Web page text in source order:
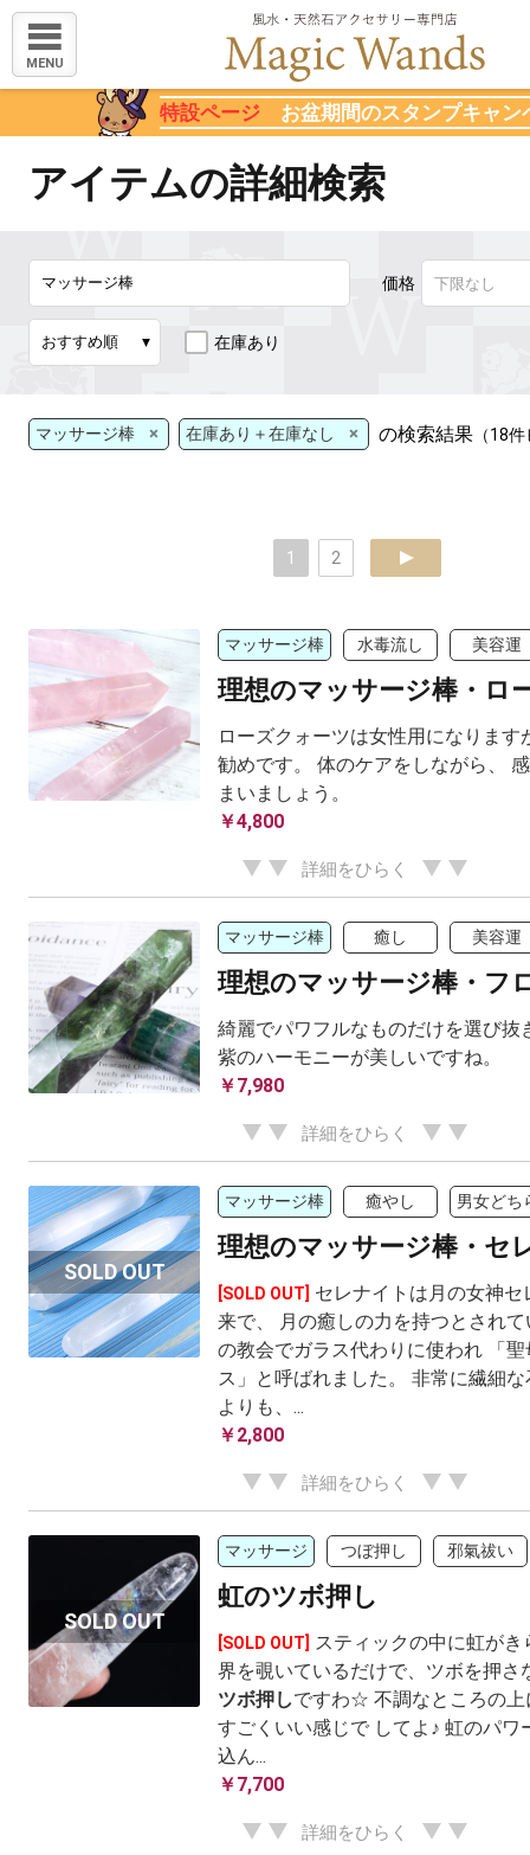
MENU
特設ページ お盆期間のスタンプキャン
アイテムの詳細検索
価格
在庫あり
マッサージ棒 × 在庫あり＋在庫なし × の検索結果 （18
1 2 next
マッサージ棒 水毒流し 美容運
理想のマッサージ棒・ロ
ローズクォーツは女性用になります
勧めです。 体のケアをしながら、
まいましょう。
￥4,800
詳細をひらく
マッサージ棒 癒し 美容運
理想のマッサージ棒・フ
綺麗でパワフルなものだけを選び抜
紫のハーモニーが美しいですね。
￥7,980
詳細をひらく
マッサージ棒 癒やし 男女どち
理想のマッサージ棒・セ
[SOLD OUT]
セレナイトは月の女神
来で、 月の癒しの力を持つとされ
の教会でガラス代わりに使われ 「
ス」と呼ばれました。 非常に繊細
よりも、...
￥2,800
詳細をひらく
マッサージ つぼ押し 邪氣祓い
虹のツボ押し
[SOLD OUT]
スティックの中に虹が
界を覗いているだけで、ツボを押さ
ツボ押しですわ☆ 不調なところの上
すごくいい感じで してよ♪ 虹のパワ
込ん...
￥7,700
詳細をひらく